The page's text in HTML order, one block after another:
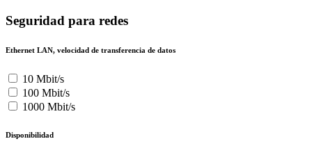
Seguridad para redes
Ethernet LAN, velocidad de transferencia de datos
10 Mbit/s
100 Mbit/s
1000 Mbit/s
Disponibilidad